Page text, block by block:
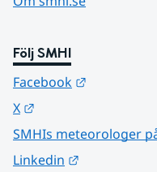
Följ SMHI
Facebook
X
SMHIs meteorologer
Linkedin